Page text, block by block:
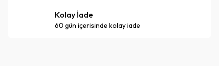
Kolay İade
60 gün içerisinde kolay iade